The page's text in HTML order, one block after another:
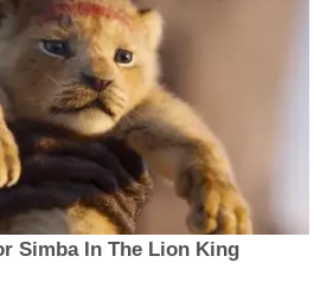
Simba In The Lion King